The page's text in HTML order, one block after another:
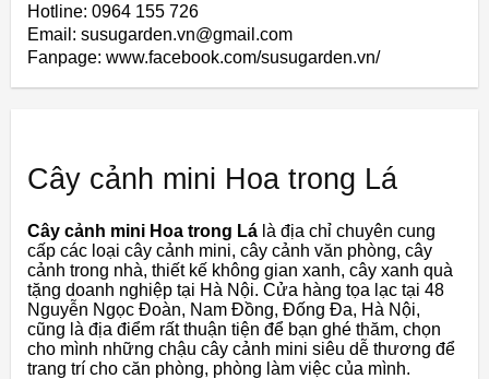
Hotline: 0964 155 726
Email: susugarden.vn@gmail.com
Fanpage: www.facebook.com/susugarden.vn/
Cây cảnh mini Hoa trong Lá
Cây cảnh mini Hoa trong Lá là địa chỉ chuyên cung
cấp các loại cây cảnh mini, cây cảnh văn phòng, cây
cảnh trong nhà, thiết kế không gian xanh, cây xanh quà
tặng doanh nghiệp tại Hà Nội. Cửa hàng tọa lạc tại 48
Nguyễn Ngọc Đoàn, Nam Đồng, Đống Đa, Hà Nội,
cũng là địa điểm rất thuận tiện để bạn ghé thăm, chọn
cho mình những chậu cây cảnh mini siêu dễ thương để
trang trí cho căn phòng, phòng làm việc của mình.